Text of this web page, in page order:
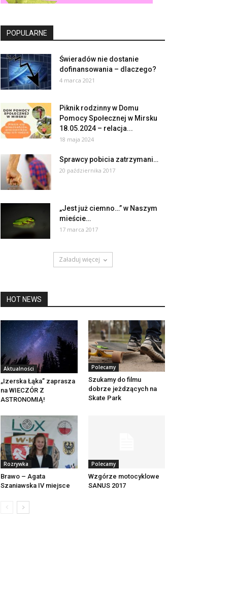
POPULARNE
Świeradów nie dostanie
dofinansowania – dlaczego?
4 marca 2021
Piknik rodzinny w Domu
Pomocy Społecznej w Mirsku
18.05.2024 – relacja...
18 maja 2024
Sprawcy pobicia zatrzymani…
20 października 2017
„Jest już ciemno…” w Naszym
mieście…
17 marca 2017
Załaduj więcej
HOT NEWS
Aktualności
„Izerska Łąka” zaprasza
na WIECZÓR Z
ASTRONOMIĄ!
Polecamy
Szukamy do filmu
dobrze jeżdzących na
Skate Park
Rozrywka
Brawo – Agata
Szaniawska IV miejsce
Polecamy
Wzgórze motocyklowe
SANUS 2017